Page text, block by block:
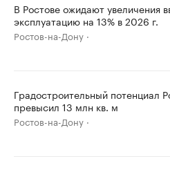
В Ростове ожидают увеличения
эксплуатацию на 13% в 2026 г.
Ростов-на-Дону
Градостроительный потенциал
превысил 13 млн кв. м
Ростов-на-Дону